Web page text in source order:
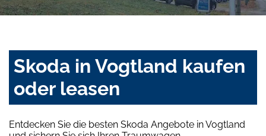
Skoda in Vogtland kaufen
oder leasen
Entdecken Sie die besten Skoda Angebote in Vogtland